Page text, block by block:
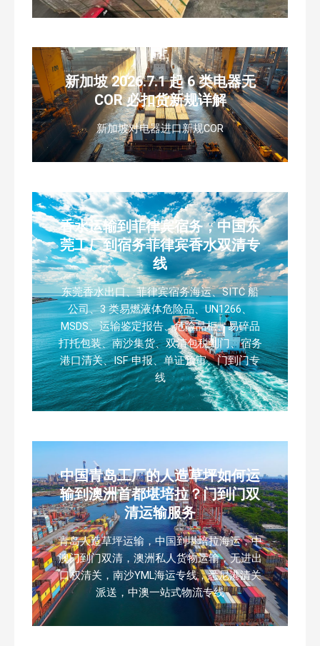
新加坡 2026.7.1 起 6 类电器无
COR 必扣货新规详解
新加坡对电器进口新规COR
香水运输到菲律宾宿务，中国东
莞工厂到宿务菲律宾香水双清专
线
东莞香水出口、菲律宾宿务海运、SITC 船
公司、3 类易燃液体危险品、UN1266、
MSDS、运输鉴定报告、危险品柜、易碎品
打托包装、南沙集货、双清包税到门、宿务
港口清关、ISF 申报、单证预审、门到门专
线
中国青岛工厂的人造草坪如何运
输到澳洲首都堪培拉？门到门双
清运输服务
青岛人造草坪运输，中国到堪培拉海运，中
澳门到门双清，澳洲私人货物运输，无进出
口权清关，南沙YML海运专线，悉尼港清关
派送，中澳一站式物流专线